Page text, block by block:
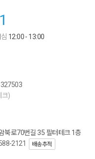
12:00 - 13:00
크)
북로70번길 35 필터테크 1층
2121
배송추적